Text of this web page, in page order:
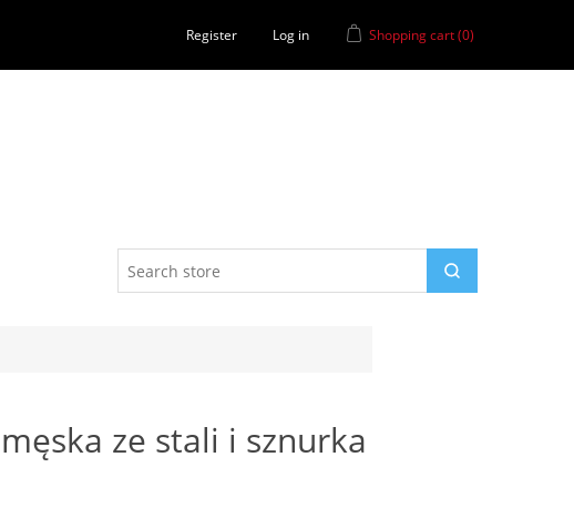
Register Log in Shopping cart(0)
ze stali i sznurka